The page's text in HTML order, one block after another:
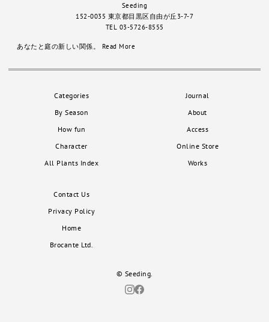
あなたと庭の新しい関係。 Read More
Seeding
152-0035 東京都目黒区自由が丘3-7-7
TEL 03-5726-8555
Categories
By Season
How fun
Character
All Plants Index
Journal
About
Access
Online Store
Works
Contact Us
Privacy Policy
Home
Brocante Ltd.
© Seeding.